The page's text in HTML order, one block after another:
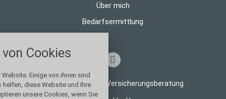
Über mich
Bedarfsermittlung
© 2026 Finanz- und Versicherungsberatung
Cookies
Einige von ihnen sind
diese Website und Ihre
unsere Cookies, wenn Sie
alle verwendeten Cookies und
zu blockieren.
Notwendig